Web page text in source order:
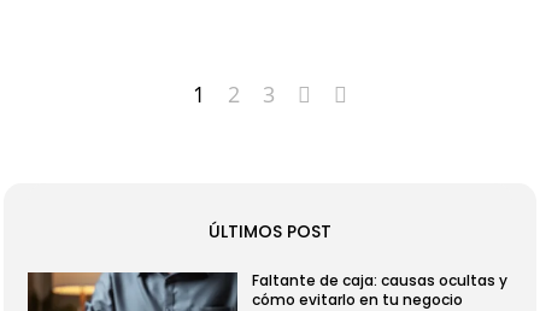
1 2 3
ÚLTIMOS POST
Faltante de caja: causas ocultas y
cómo evitarlo en tu negocio